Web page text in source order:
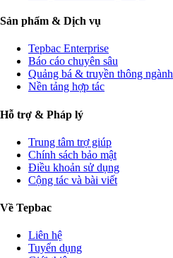
Sản phẩm & Dịch vụ
Tepbac Enterprise
Báo cáo chuyên sâu
Quảng bá & truyền thông ngành
Nền tảng hợp tác
Hỗ trợ & Pháp lý
Trung tâm trợ giúp
Chính sách bảo mật
Điều khoản sử dụng
Cộng tác và bài viết
Về Tepbac
Liên hệ
Tuyển dụng